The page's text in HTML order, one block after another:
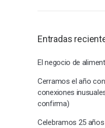
Entradas
El negocio de
Cerramos el año
conexiones
confirma)
Celebramos 25